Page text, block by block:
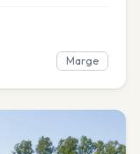
Marge